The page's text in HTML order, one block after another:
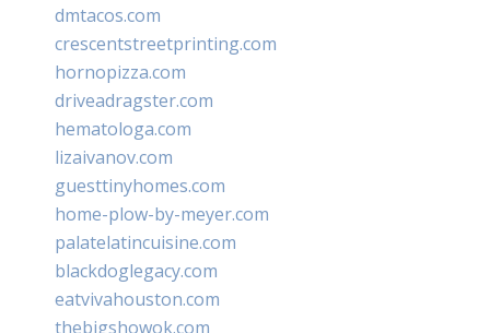
dmtacos.com
crescentstreetprinting.com
hornopizza.com
driveadragster.com
hematologa.com
lizaivanov.com
guesttinyhomes.com
home-plow-by-meyer.com
palatelatincuisine.com
blackdoglegacy.com
eatvivahouston.com
thebigshowok.com